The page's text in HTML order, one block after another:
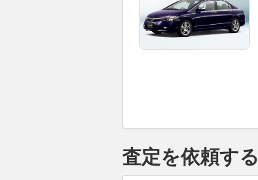
査定を依頼する